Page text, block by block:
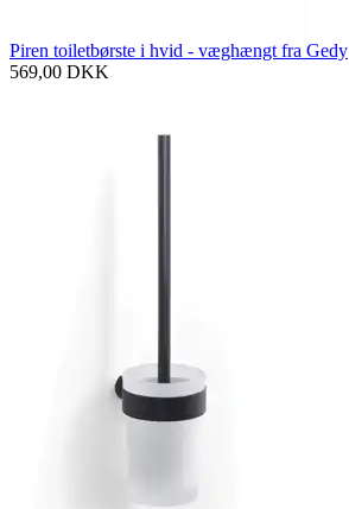
Piren toiletbørste i hvid - væghængt fra Gedy
569,00 DKK